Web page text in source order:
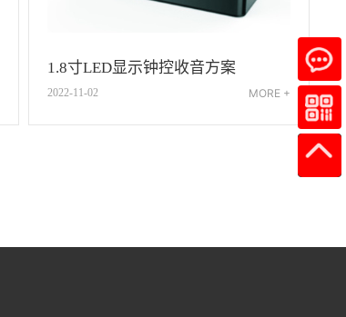
1.8寸LED显示钟控收音方案
2022-11-02 MORE +